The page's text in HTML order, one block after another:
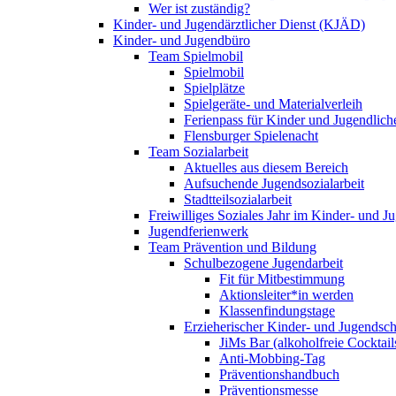
Wer ist zuständig?
Kinder- und Jugendärztlicher Dienst (KJÄD)
Kinder- und Jugendbüro
Team Spielmobil
Spielmobil
Spielplätze
Spielgeräte- und Materialverleih
Ferienpass für Kinder und
Flensburger Spielenacht
Team Sozialarbeit
Aktuelles aus diesem Bereich
Aufsuchende Jugendsozialarbeit
Stadtteilsozialarbeit
Freiwilliges Soziales Jahr im Kinder- und
Jugendferienwerk
Team Prävention und Bildung
Schulbezogene Jugendarbeit
Fit für Mitbestimmung
Aktionsleiter*in werden
Klassenfindungstage
Erzieherischer Kinder- und
JiMs Bar (alkoholfreie
Anti-Mobbing-Tag
Präventionshandbuch
Präventionsmesse